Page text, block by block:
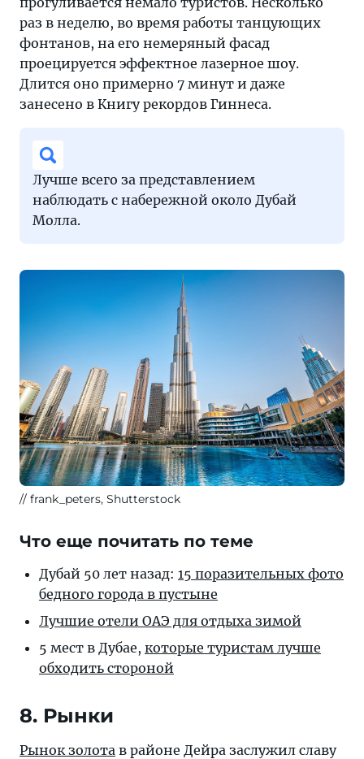
раз в неделю, во время работы танцующих
фонтанов, на его немеряный фасад
проецируется эффектное лазерное шоу.
Длится оно примерно 7 минут и даже
занесено в Книгу рекордов Гиннеса.
Лучше всего за представлением
наблюдать с набережной около Дубай
Молла.
frank_peters, Shutterstock
Что еще почитать по теме
Дубай 50 лет назад: 15 поразительных фото
бедного города в пустыне
Лучшие отели ОАЭ для отдыха зимой
5 мест в Дубае, которые туристам лучше
обходить стороной
8. Рынки
Рынок золота в районе Дейра заслужил славу